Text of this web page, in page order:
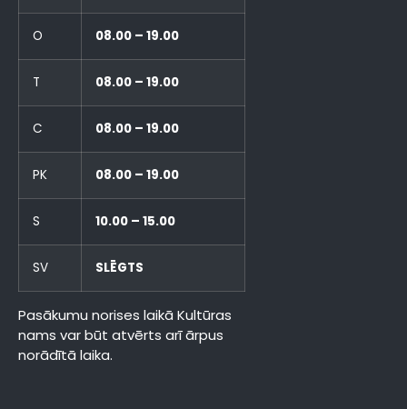
O 08.00 – 19.00
T 08.00 – 19.00
C 08.00 – 19.00
PK 08.00 – 19.00
S 10.00 – 15.00
SV SLĒGTS
Pasākumu norises laikā Kultūras
nams var būt atvērts arī ārpus
norādītā laika.